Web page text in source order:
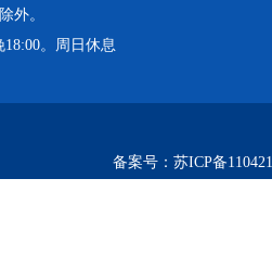
外。
。周日休息
备案号： 苏ICP备